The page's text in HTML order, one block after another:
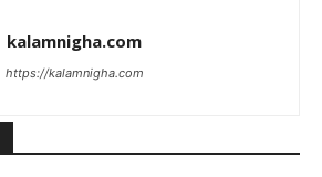
kalamnigha.com
https://kalamnigha.com